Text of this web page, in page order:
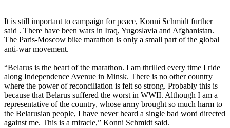
It is still important to campaign for peace, Konni Schmidt further
said . There have been wars in Iraq, Yugoslavia and Afghanistan.
The Paris-Moscow bike marathon is only a small part of the global
anti-war movement.
“Belarus is the heart of the marathon. I am thrilled every time I ride
along Independence Avenue in Minsk. There is no other country
where the power of reconciliation is felt so strong. Probably this is
because that Belarus suffered the worst in WWII. Although I am a
representative of the country, whose army brought so much harm to
the Belarusian people, I have never heard a single bad word directed
against me. This is a miracle,” Konni Schmidt said.